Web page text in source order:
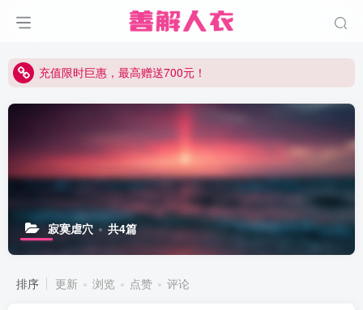
充值限时巨惠，最高赠送700元！
充值限时巨惠，最高赠送700元！
寂寞虐穴 共4篇
排序 更新 浏览 点赞 评论